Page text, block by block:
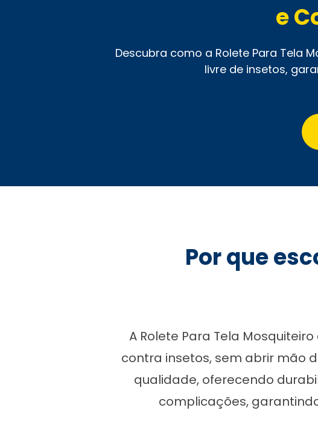
e
Descubra como a Rolete Para Tela
livre de insetos,
Por que
A Rolete Para Tela
contra insetos, sem abrir mão
qualidade, oferecendo
complicações,